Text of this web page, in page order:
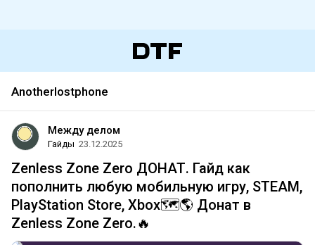
Anotherlostphone
Между делом
Гайды 23.12.2025
Zenless Zone Zero ДОНАТ. Гайд как
пополнить любую мобильную игру, STEAM,
PlayStation Store, Xbox🗺️🌎 Донат в
Zenless Zone Zero.🔥